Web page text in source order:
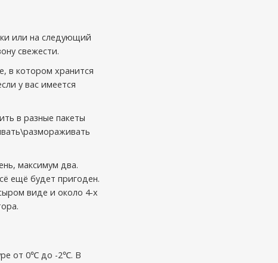
или на следующий
свежести.
в котором хранится
у вас имеется
в разные пакеты
максимум два.
ещё будет пригоден.
виде и около 4-х
от 0℃ до -2℃. В